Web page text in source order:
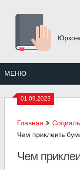
содержанию
МЕНЮ
01.09.2023
Главная
Чем приклеить
Чем